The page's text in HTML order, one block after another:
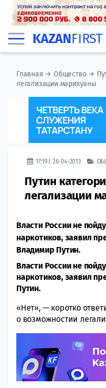
KAZANFIRST
Главная →Общество→
легализации марихуаны
17:19 | 26-04-2013
Путин
легализации
Власти России не
наркотиков, заявил
Владимир Путин.
Власти России не
наркотиков, заявил
Путин.
«Нет», — коротко
о возможностии